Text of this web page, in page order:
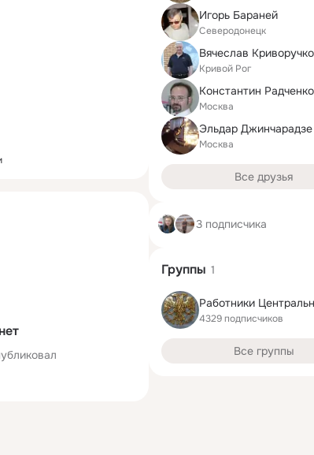
Игорь Бараней
Северодонецк
Вячеслав Криворучко
Кривой Рог
Константин Радченко
Москва
Эльдар Джинчарадзе
Москва
Все друзья
3 подписчика
Группы 1
4329 подписчиков
Все группы